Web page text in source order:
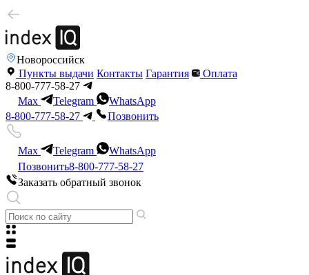
Новороссийск
Пункты выдачи Контакты Гарантия
Оплата
8-800-777-58-27
Max
Telegram
WhatsApp
8-800-777-58-27
Позвонить
Max Telegram
WhatsApp
Позвонить8-800-777-58-27
Заказать обратный звонок